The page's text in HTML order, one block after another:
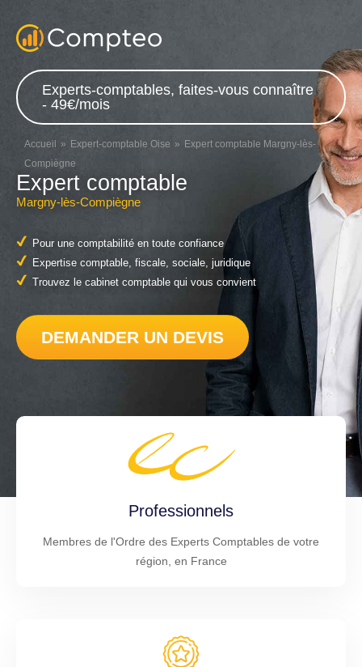
Experts-comptables, faites-vous connaître
- 49€/mois
Accueil Expert-comptable Oise
Expert comptable Margny-lès-
Compiègne
Expert comptable
Margny-lès-Compiègne
Pour une comptabilité en toute confiance
Expertise comptable, fiscale, sociale, juridique
Trouvez le cabinet comptable qui vous convient
DEMANDER UN DEVIS
Professionnels
Membres de l'Ordre des Experts Comptables de votre
région, en France